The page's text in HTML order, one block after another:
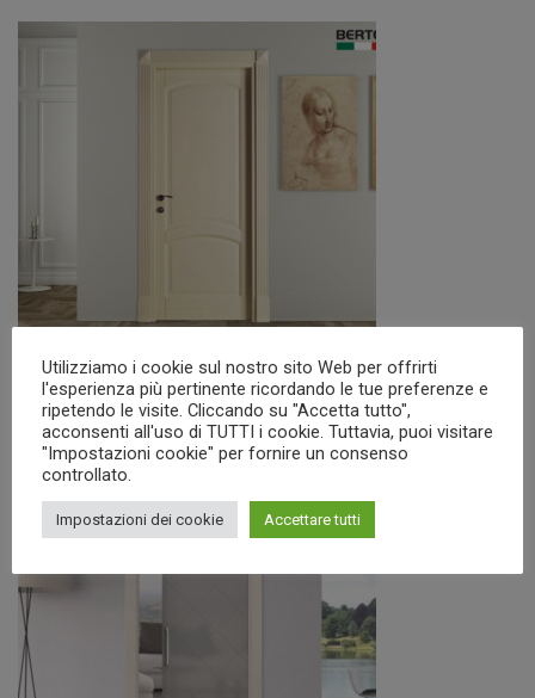
Collezione Rodi
Utilizziamo i cookie sul nostro sito Web per offrirti
l'esperienza più pertinente ricordando le tue preferenze e
ripetendo le visite. Cliccando su "Accetta tutto",
acconsenti all'uso di TUTTI i cookie. Tuttavia, puoi visitare
"Impostazioni cookie" per fornire un consenso
controllato.
Impostazioni dei cookie Accettare tutti